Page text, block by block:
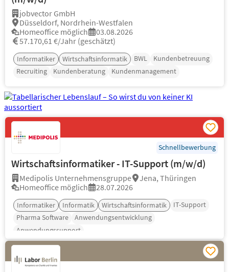
jobvector GmbH
Düsseldorf, Nordrhein-Westfalen
Homeoffice möglich
03.08.2026
57.170,61 €/Jahr (geschätzt)
Informatiker Wirtschaftsinformatik BWL
Kundenbetreuung
Recruiting
Kundenberatung Kundenmanagement
Schnellbewerbung
Wirtschaftsinformatiker - IT-Support (m/w/d)
Medipolis Unternehmensgruppe
Jena, Thüringen
Homeoffice möglich
28.07.2026
Informatiker Informatik Wirtschaftsinformatik
IT-Support
Pharma Software
Anwendungsentwicklung
Anwendungssupport